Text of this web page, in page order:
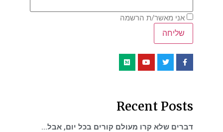
אני מאשר/ת הרשמה
Recent Posts
דברים שלא קרו מעולם קורים בכל יום, אבל…